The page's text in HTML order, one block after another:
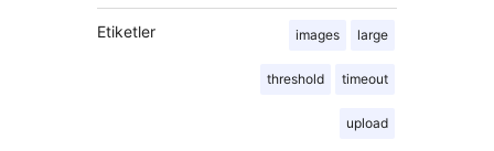
Etiketler images large
threshold timeout
upload